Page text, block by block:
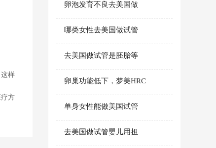
样
方
卵泡发育不良去美国做
哪类女性去美国做试管
去美国做试管是胚胎等
卵巢功能低下，梦美HRC
单身女性能做美国试管
去美国做试管婴儿用担